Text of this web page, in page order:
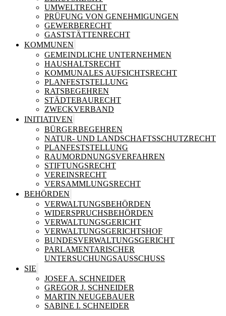
UMWELTRECHT
PRÜFUNG VON GENEHMIGUNGEN
GEWERBERECHT
GASTSTÄTTENRECHT
KOMMUNEN
GEMEINDLICHE UNTERNEHMEN
HAUSHALTSRECHT
KOMMUNALES AUFSICHTSRECHT
PLANFESTSTELLUNG
RATSBEGEHREN
STÄDTEBAURECHT
ZWECKVERBAND
INITIATIVEN
BÜRGERBEGEHREN
NATUR- UND LANDSCHAFTSSCHUTZRECHT
PLANFESTSTELLUNG
RAUMORDNUNGSVERFAHREN
STIFTUNGSRECHT
VEREINSRECHT
VERSAMMLUNGSRECHT
BEHÖRDEN
VERWALTUNGSBEHÖRDEN
WIDERSPRUCHSBEHÖRDEN
VERWALTUNGSGERICHT
VERWALTUNGSGERICHTSHOF
BUNDESVERWALTUNGSGERICHT
PARLAMENTARISCHER
UNTERSUCHUNGSAUSSCHUSS
SIE
JOSEF A. SCHNEIDER
GREGOR J. SCHNEIDER
MARTIN NEUGEBAUER
SABINE I. SCHNEIDER